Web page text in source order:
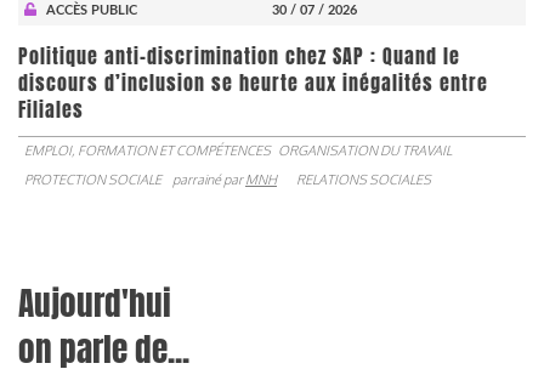
ACCÈS PUBLIC 30 / 07 / 2026
Politique anti-discrimination chez SAP : Quand le
discours d’inclusion se heurte aux inégalités entre
Filiales
EMPLOI, FORMATION ET COMPÉTENCES ORGANISATION DU TRAVAIL
PROTECTION SOCIALE
parrainé parMNH RELATIONS SOCIALES
Aujourd'hui
on parle de...